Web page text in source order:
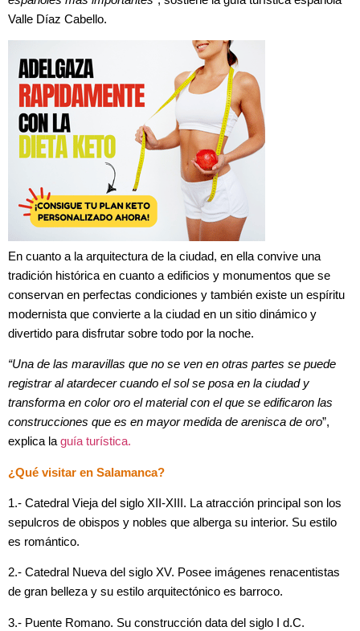
Valle Díaz Cabello.
En cuanto a la arquitectura de la ciudad, en ella convive una
tradición histórica en cuanto a edificios y monumentos que se
conservan en perfectas condiciones y también existe un espíritu
modernista que convierte a la ciudad en un sitio dinámico y
divertido para disfrutar sobre todo por la noche.
“Una de las maravillas que no se ven en otras partes se puede
registrar al atardecer cuando el sol se posa en la ciudad y
transforma en color oro el material con el que se edificaron las
construcciones que es en mayor medida de arenisca de oro”,
explica laguía turística.
¿Qué visitar en Salamanca?
1.- Catedral Vieja del siglo XII-XIII. La atracción principal son los
sepulcros de obispos y nobles que alberga su interior. Su estilo
es romántico.
2.- Catedral Nueva del siglo XV. Posee imágenes renacentistas
de gran belleza y su estilo arquitectónico es barroco.
3.- Puente Romano. Su construcción data del siglo I d.C.